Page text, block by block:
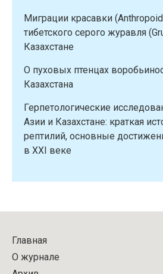
Миграции красавки
тибетского серого журавля
Казахстане
О пуховых птенцах
Казахстана
Герпетологические
Азии и Казахстане: краткая
рептилий, основные
в XXI веке
Главная
О журнале